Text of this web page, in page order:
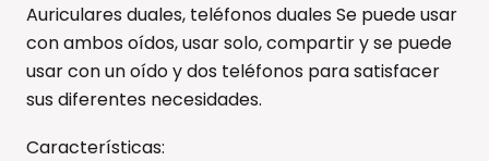
Auriculares duales, teléfonos duales Se puede usar
con ambos oídos, usar solo, compartir y se puede
usar con un oído y dos teléfonos para satisfacer
sus diferentes necesidades.
Características: